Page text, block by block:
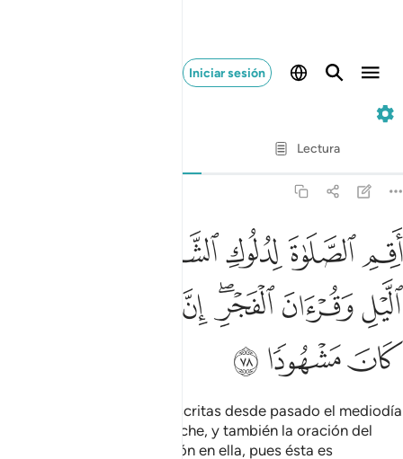
Iniciar sesión
Lectura
اقم الصلاة لدلوك الشمس الى غسق الليل وقران الفجر ان قران الفجر
أَقِمِ ٱلصَّلَوٰةَ لِدُلُوكِ ٱلشَّمْسِ إِلَىٰ غَسَقِ ٱلَّيْلِ وَقُرْءَانَ ٱلْفَجْرِ ۖ إِنَّ
ﱝﱞﱟﱠ
ﱣﱤﱥﱦﱧ
ﱪﱫﱬ
Observa las oraciones prescritas desde pasado el mediodía
hasta la oscuridad de la noche, y también la oración del
alba, y prolonga la recitación en ella, pues ésta es